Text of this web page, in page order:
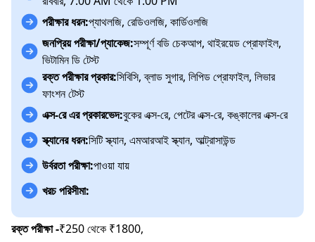
পরীক্ষার ধরন:প্যাথলজি, রেডিওলজি, কার্ডিওলজি
জনপ্রিয় পরীক্ষা/প্যাকেজ:সম্পূর্ণ বডি চেকআপ, থাইরয়েড প্রোফাইল,
ভিটামিন ডি টেস্ট
রক্ত পরীক্ষার প্রকার:সিবিসি, ব্লাড সুগার, লিপিড প্রোফাইল, লিভার
ফাংশন টেস্ট
এক্স-রে এর প্রকারভেদ:বুকের এক্স-রে, পেটের এক্স-রে, কঙ্কালের এক্স-রে
স্ক্যানের ধরন:সিটি স্ক্যান, এমআরআই স্ক্যান, আল্ট্রাসাউন্ড
উর্বরতা পরীক্ষা:পাওয়া যায়
খরচ পরিসীমা:
রক্ত পরীক্ষা -₹250 থেকে ₹1800,